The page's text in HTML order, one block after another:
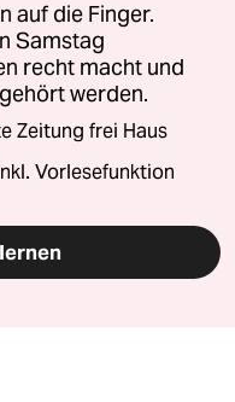
auf die Finger.
Samstag
recht macht und
werden.
Zeitung frei Haus
Vorlesefunktion